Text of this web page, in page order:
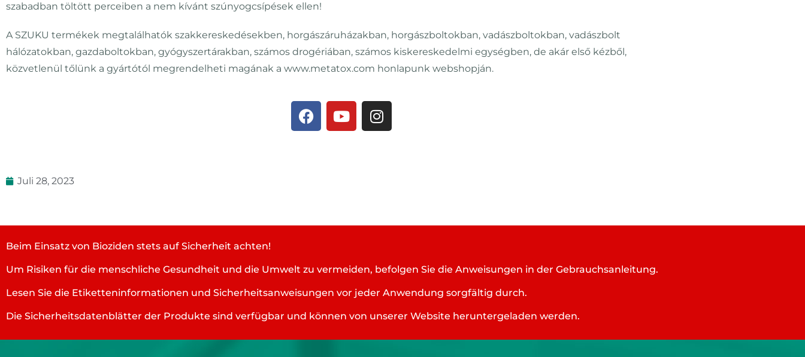
szabadban töltött perceiben a nem kívánt szúnyogcsípések ellen!
A SZUKU termékek megtalálhatók szakkereskedésekben, horgászáruházakban, horgászboltokban, vadászboltokban, vadászbolt
hálózatokban, gazdaboltokban, gyógyszertárakban, számos drogériában, számos kiskereskedelmi egységben, de akár első kézből,
közvetlenül tőlünk a gyártótól megrendelheti magának a www.metatox.com honlapunk webshopján.
Juli 28, 2023
Beim Einsatz von Bioziden stets auf Sicherheit achten!
Um Risiken für die menschliche Gesundheit und die Umwelt zu vermeiden, befolgen Sie die Anweisungen in der Gebrauchsanleitung.
Lesen Sie die Etiketteninformationen und Sicherheitsanweisungen vor jeder Anwendung sorgfältig durch.
Die Sicherheitsdatenblätter der Produkte sind verfügbar und können von unserer Website heruntergeladen werden.